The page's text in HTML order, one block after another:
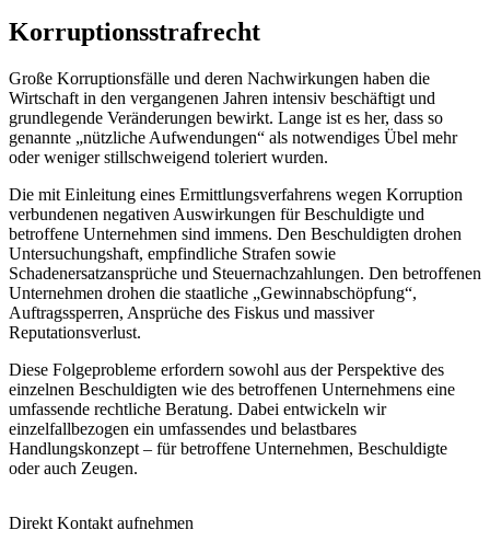
Korruptionsstrafrecht
Große Korruptionsfälle und deren Nachwirkungen haben die
Wirtschaft in den vergangenen Jahren intensiv beschäftigt und
grundlegende Veränderungen bewirkt. Lange ist es her, dass so
genannte „nützliche Aufwendungen“ als notwendiges Übel mehr
oder weniger stillschweigend toleriert wurden.
Die mit Einleitung eines Ermittlungsverfahrens wegen Korruption
verbundenen negativen Auswirkungen für Beschuldigte und
betroffene Unternehmen sind immens. Den Beschuldigten drohen
Untersuchungshaft, empfindliche Strafen sowie
Schadenersatzansprüche und Steuernachzahlungen. Den betroffenen
Unternehmen drohen die staatliche „Gewinnabschöpfung“,
Auftragssperren, Ansprüche des Fiskus und massiver
Reputationsverlust.
Diese Folgeprobleme erfordern sowohl aus der Perspektive des
einzelnen Beschuldigten wie des betroffenen Unternehmens eine
umfassende rechtliche Beratung. Dabei entwickeln wir
einzelfallbezogen ein umfassendes und belastbares
Handlungskonzept – für betroffene Unternehmen, Beschuldigte
oder auch Zeugen.
Direkt Kontakt aufnehmen